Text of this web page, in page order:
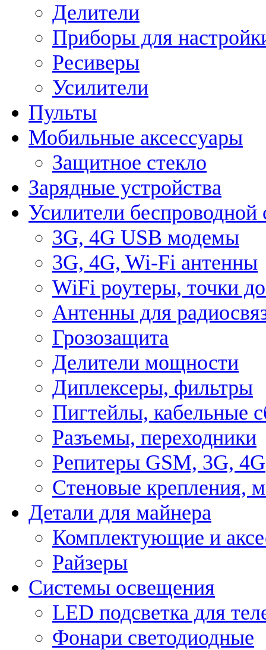
Делители
Приборы для
Ресиверы
Усилители
Пульты
Мобильные аксессуары
Защитное стекло
Зарядные устройства
Усилители беспроводной
3G, 4G USB модемы
3G, 4G, Wi-Fi антенны
WiFi роутеры, точки
Антенны для
Грозозащита
Делители мощности
Диплексеры, фильтры
Пигтейлы, кабельные
Разъемы, переходники
Репитеры GSM, 3G, 4G
Стеновые крепления,
Детали для майнера
Комплектующие и
Райзеры
Системы освещения
LED подсветка для
Фонари светодиодные